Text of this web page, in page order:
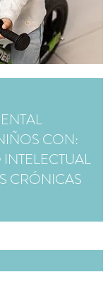
CON:
CRÓNICAS